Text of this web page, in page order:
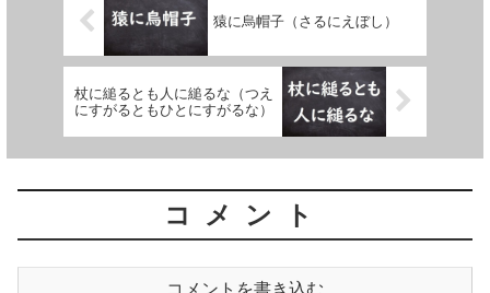
猿に烏帽子（さるにえぼし）
杖に縋るとも人に縋るな（つえ
にすがるともひとにすがるな）
コメント